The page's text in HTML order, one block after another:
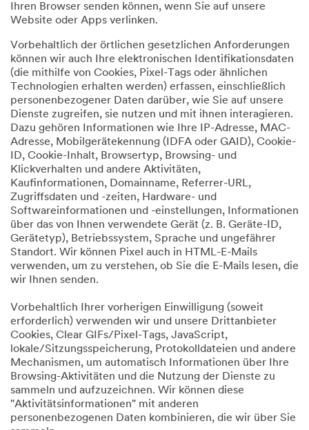
Ihren Browser senden können, wenn Sie auf unsere
Website oder Apps verlinken.
Vorbehaltlich der örtlichen gesetzlichen Anforderungen
können wir auch Ihre elektronischen Identifikationsdaten
(die mithilfe von Cookies, Pixel-Tags oder ähnlichen
Technologien erhalten werden) erfassen, einschließlich
personenbezogener Daten darüber, wie Sie auf unsere
Dienste zugreifen, sie nutzen und mit ihnen interagieren.
Dazu gehören Informationen wie Ihre IP-Adresse, MAC-
Adresse, Mobilgerätekennung (IDFA oder GAID), Cookie-
ID, Cookie-Inhalt, Browsertyp, Browsing- und
Klickverhalten und andere Aktivitäten,
Kaufinformationen, Domainname, Referrer-URL,
Zugriffsdaten und -zeiten, Hardware- und
Softwareinformationen und -einstellungen, Informationen
über das von Ihnen verwendete Gerät (z. B. Geräte-ID,
Gerätetyp), Betriebssystem, Sprache und ungefährer
Standort. Wir können Pixel auch in HTML-E-Mails
verwenden, um zu verstehen, ob Sie die E-Mails lesen, die
wir Ihnen senden.
Vorbehaltlich Ihrer vorherigen Einwilligung (soweit
erforderlich) verwenden wir und unsere Drittanbieter
Cookies, Clear GIFs/Pixel-Tags, JavaScript,
lokale/Sitzungsspeicherung, Protokolldateien und andere
Mechanismen, um automatisch Informationen über Ihre
Browsing-Aktivitäten und die Nutzung der Dienste zu
sammeln und aufzuzeichnen. Wir können diese
"Aktivitätsinformationen" mit anderen
personenbezogenen Daten kombinieren, die wir über Sie